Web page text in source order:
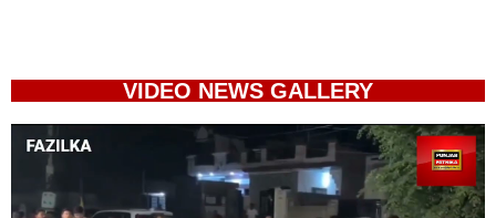
VIDEO NEWS GALLERY